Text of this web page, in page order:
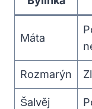
Máta
Rozmarýn
Šalvěj